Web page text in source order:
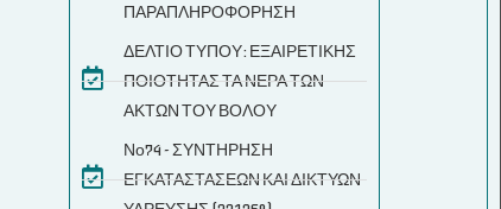
ΠΑΡΑΠΛΗΡΟΦΟΡΗΣΗ
ΔΕΛΤΙΟ ΤΥΠΟΥ: ΕΞΑΙΡΕΤΙΚΗΣ
ΠΟΙΟΤΗΤΑΣ ΤΑ ΝΕΡΑ ΤΩΝ
ΑΚΤΩΝ ΤΟΥ ΒΟΛΟΥ
Νο74 - ΣΥΝΤΗΡΗΣΗ
ΕΓΚΑΤΑΣΤΑΣΕΩΝ ΚΑΙ ΔΙΚΤΥΩΝ